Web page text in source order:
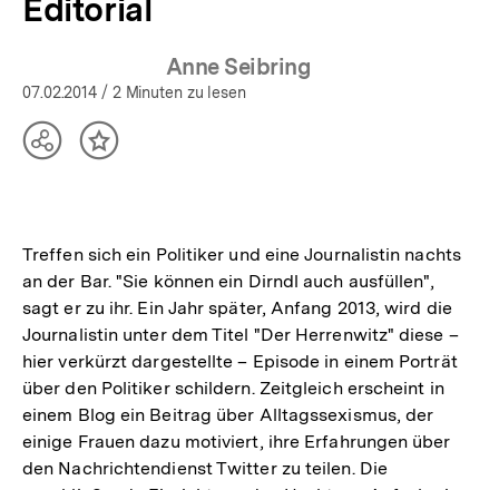
Editorial
Anne Seibring
07.02.2014 / 2 Minuten zu lesen
TeilenInhalt
Treffen sich ein Politiker und eine Journalistin nachts
an der Bar. "Sie können ein Dirndl auch ausfüllen",
sagt er zu ihr. Ein Jahr später, Anfang 2013, wird die
Journalistin unter dem Titel "Der Herrenwitz" diese –
hier verkürzt dargestellte – Episode in einem Porträt
über den Politiker schildern. Zeitgleich erscheint in
einem Blog ein Beitrag über Alltagssexismus, der
einige Frauen dazu motiviert, ihre Erfahrungen über
den Nachrichtendienst Twitter zu teilen. Die